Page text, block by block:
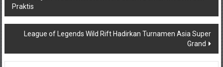
pos
Praktis
League of Legends Wild Rift Hadirkan Turnamen Asia Super
Grand